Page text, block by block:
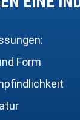
Form